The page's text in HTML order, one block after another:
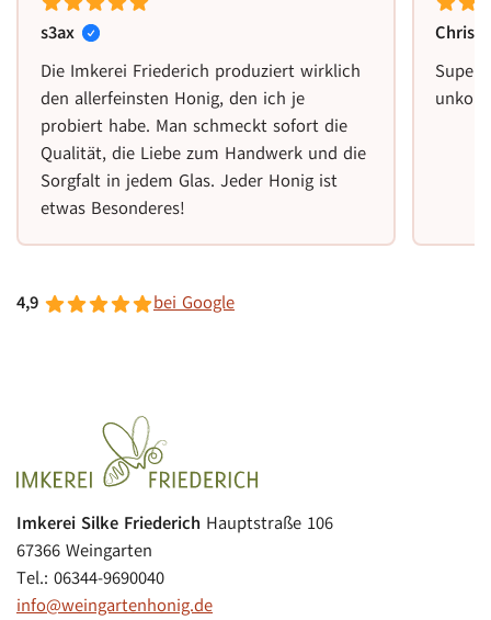
s3ax
Die Imkerei Friederich produziert wirklich
den allerfeinsten Honig, den ich je
probiert habe. Man schmeckt sofort die
Qualität, die Liebe zum Handwerk und die
Sorgfalt in jedem Glas. Jeder Honig ist
etwas Besonderes!
Super
4,9 bei Google
Imkerei Silke Friederich Hauptstraße 106
67366 Weingarten
Tel.: 06344-9690040
info@weingartenhonig.de